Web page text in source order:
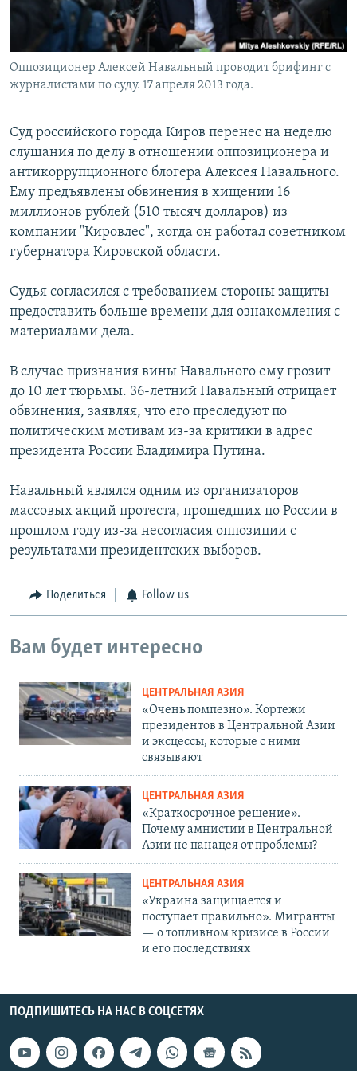
Оппозиционер Алексей Навальный проводит брифинг с
журналистами по суду. 17 апреля 2013 года.
Суд российского города Киров перенес на неделю
слушания по делу в отношении оппозиционера и
антикоррупционного блогера Алексея Навального.
Ему предъявлены обвинения в хищении 16
миллионов рублей (510 тысяч долларов) из
компании "Кировлес", когда он работал советником
губернатора Кировской области.
Судья согласился с требованием стороны защиты
предоставить больше времени для ознакомления с
материалами дела.
В случае признания вины Навального ему грозит
до 10 лет тюрьмы. 36-летний Навальный отрицает
обвинения, заявляя, что его преследуют по
политическим мотивам из-за критики в адрес
президента России Владимира Путина.
Навальный являлся одним из организаторов
массовых акций протеста, прошедших по России в
прошлом году из-за несогласия оппозиции с
результатами президентских выборов.
Поделиться Follow us
Вам будет интересно
ЦЕНТРАЛЬНАЯ АЗИЯ
«Очень помпезно». Кортежи
президентов в Центральной Азии
и эксцессы, которые с ними
связывают
ЦЕНТРАЛЬНАЯ АЗИЯ
«Краткосрочное решение».
Почему амнистии в Центральной
Азии не панацея от проблемы?
ЦЕНТРАЛЬНАЯ АЗИЯ
«Украина защищается и
поступает правильно». Мигранты
— о топливном кризисе в России
и его последствиях
ПОДПИШИТЕСЬ НА НАС В СОЦСЕТЯХ